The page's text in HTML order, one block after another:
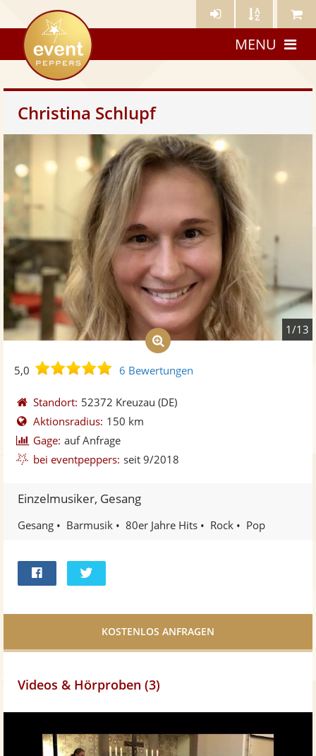
Künstler- Künstler Meine
eventpeppers
MENU
Christina Schlupf
1/13
5,0
5,0
5
Sternen
6 Bewertungen
Standort: 52372 Kreuzau (DE)
Aktionsradius: 150 km
Gage: auf Anfrage
bei eventpeppers: seit 9/2018
Einzelmusiker, Gesang
Gesang Barmusik 80er Jahre Hits Rock Pop
Facebook
Videos & Hörproben (3)